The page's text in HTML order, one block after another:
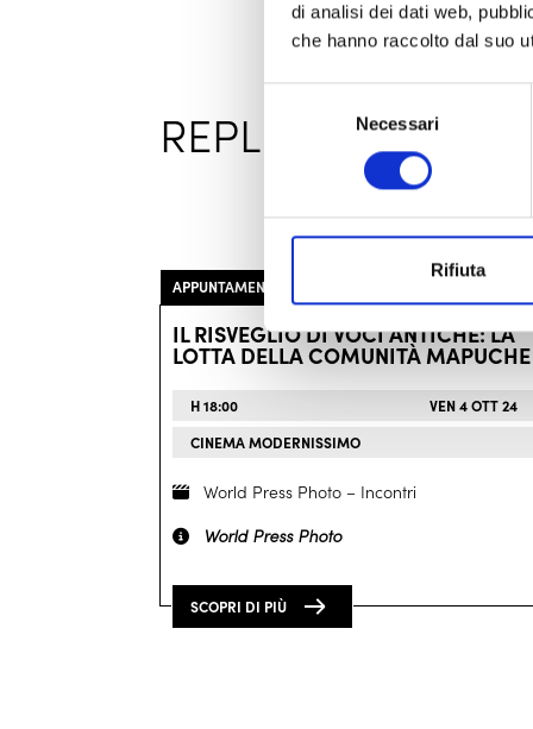
di analisi dei dati web,
che hanno raccolto dal suo
Necessari
Rifiuta
REPLICHE
APPUNTAMENTO
IL RISVEGLIO DI VOCI ANTICHE: LA
LOTTA DELLA COMUNITÀ MAPUCHE
H 18:00
VEN 4 OTT 24
CINEMA MODERNISSIMO
World Press Photo – Incontri
World Press Photo
SCOPRI DI PIÙ